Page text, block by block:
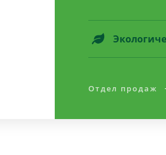
Отдел продаж